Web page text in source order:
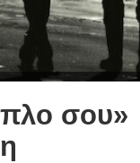
σου»